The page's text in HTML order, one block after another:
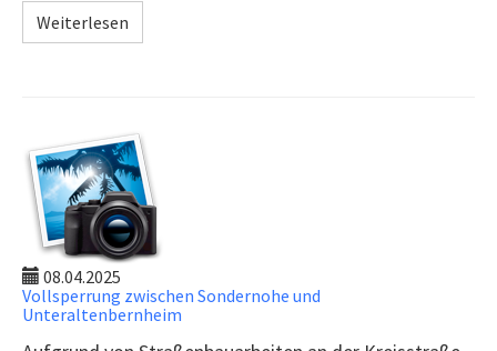
Weiterlesen
08.04.2025
Vollsperrung zwischen Sondernohe und
Unteraltenbernheim